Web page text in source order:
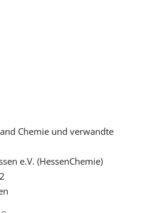
Chemie und verwandte
e.V. (HessenChemie)